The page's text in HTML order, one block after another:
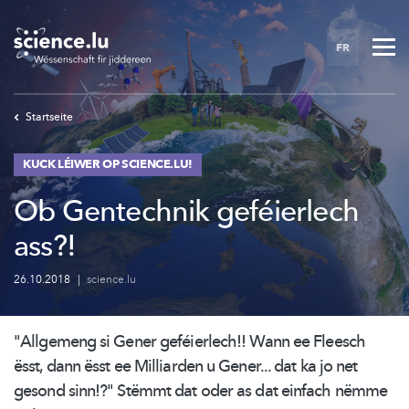
to
main
content
FR
Startseite
KUCK LÉIWER OP SCIENCE.LU!
Ob Gentechnik geféierlech
ass?!
26.10.2018 | science.lu
"Allgemeng si Genergeféierlech!! Wann ee Fleesch
ësst, dann ësst ee Milliarden u Gener... dat ka jo net
gesond sinn!?" Stëmmt dat oder as dat einfach nëmme